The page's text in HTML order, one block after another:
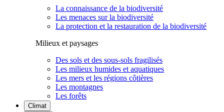
La connaissance de la biodiversité
Les menaces sur la biodiversité
La protection et la restauration de la biodiversité
Milieux et paysages
Des sols et des sous-sols fragilisés
Les milieux humides et aquatiques
Les mers et les régions côtières
Les montagnes
Les forêts
Climat